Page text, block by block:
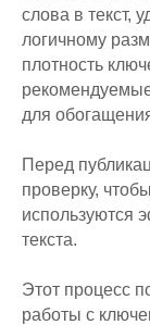
слова в текст,
логичному
плотность
для
Перед
проверку,
используются
текста.
Этот процесс
работы с